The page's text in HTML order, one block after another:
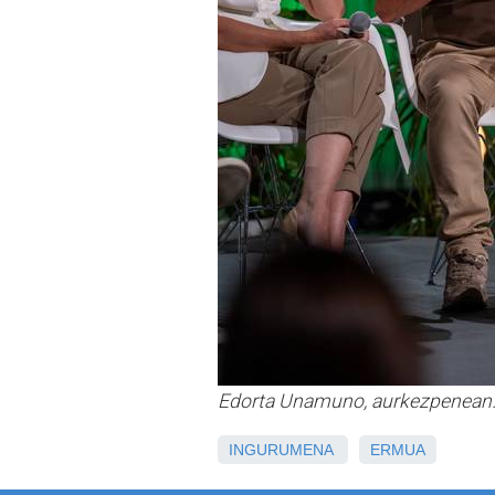
Edorta Unamuno,
INGURUMENA ERMUA